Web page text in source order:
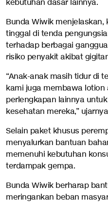
kebutuhan dasar lainnya.
Bunda Wiwik
tinggal di tenda
terhadap berbagai
risiko penyakit akibat
“Anak-anak masih tidur di
kami juga membawa lotion
perlengkapan lainnya
kesehatan mereka,”
Selain paket khusus
menyalurkan bantuan
memenuhi kebutuhan
terdampak gempa.
Bunda Wiwik berharap
meringankan beban